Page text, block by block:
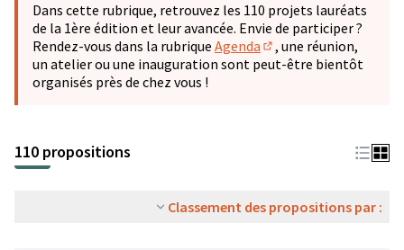
−
Dans cette rubrique, retrouvez les 110 projets lauréats
de la 1ère édition et leur avancée. Envie de participer ?
Rendez-vous dans la rubrique Agenda
(S'ouvre dans un
, une réunion,
un atelier ou une inauguration sont peut-être bientôt
organisés près de chez vous !
110 propositions
Classement des propositions par :